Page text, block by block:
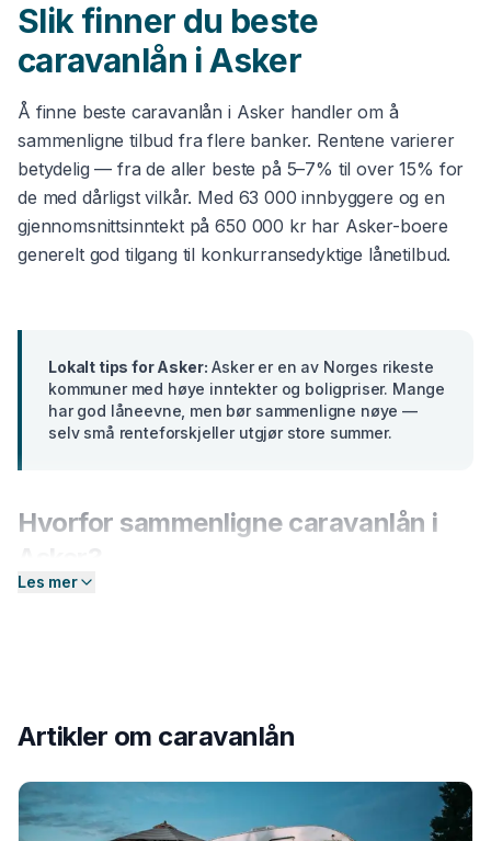
Slik finner du beste
caravanlån iAsker
Å finne beste caravanlån i Askerhandler om å
sammenligne tilbud fra flere banker. Rentene varierer
betydelig — fra de aller beste på 5–7% til over 15% for
de med dårligst vilkår. Med 63 000 innbyggere og en
gjennomsnittsinntekt på650 000 krhar Asker-boere
generelt god tilgang til konkurransedyktige lånetilbud.
Lokalt tips forAsker: Asker er en av Norges rikeste
kommuner med høye inntekter og boligpriser. Mange
har god låneevne, men bør sammenligne nøye —
selv små renteforskjeller utgjør store summer.
Hvorfor sammenligne caravanlån i
Banker i
sammenligne aktuelle tilbud og finne det som passer
Slik fungerer prosessen
Les mer
Artikler om caravanlån